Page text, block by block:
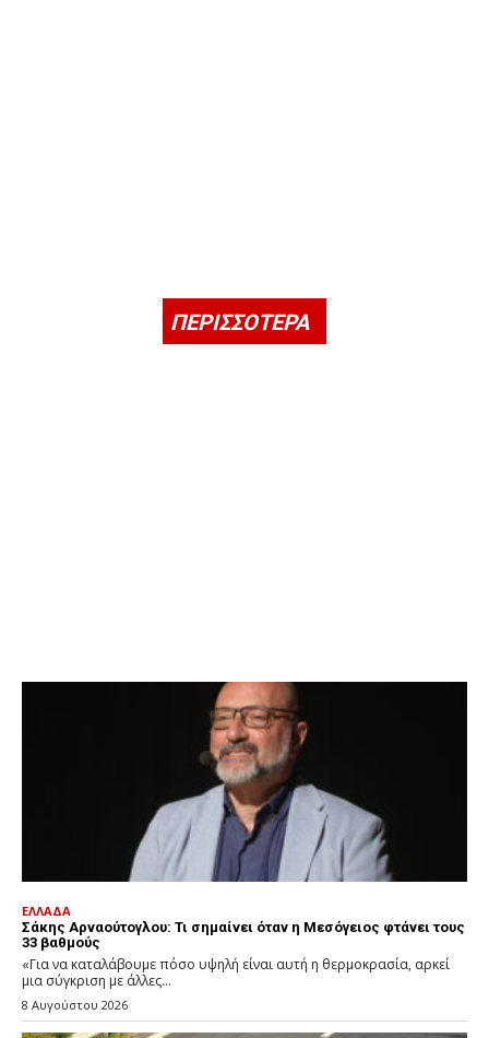
ΠΕΡΙΣΣΟΤΕΡΑ
ΕΛΛΑΔΑ
Σάκης Αρναούτογλου: Τι σημαίνει όταν η Μεσόγειος φτάνει τους
33 βαθμούς
«Για να καταλάβουμε πόσο υψηλή είναι αυτή η θερμοκρασία, αρκεί
μια σύγκριση με άλλες...
8 Αυγούστου 2026